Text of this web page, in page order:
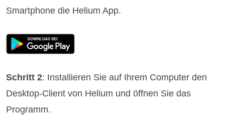
Smartphone die Helium App.
Schritt 2: Installieren Sie auf Ihrem Computer den
Desktop-Client von Helium und öffnen Sie das
Programm.